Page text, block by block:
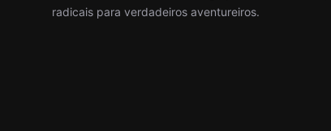
radicais para verdadeiros aventureiros.